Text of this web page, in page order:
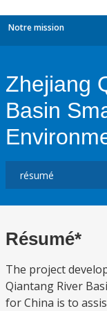
Notre mission
Zhejiang
Basin
Résumé*
The project
Qiantang River
for China is to